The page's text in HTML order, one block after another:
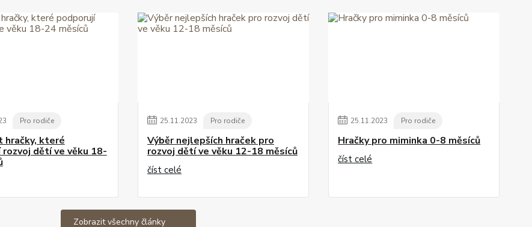
Pro rodiče
hračky, které
dětí ve věku 18-
25.11.2023 Pro rodiče
Výběr nejlepších hraček pro
rozvoj dětí ve věku 12-18 měsíců
číst celé
25.11.2023 Pro rodiče
Hračky pro miminka 0-8 měsíců
číst celé
Zobrazit všechny články